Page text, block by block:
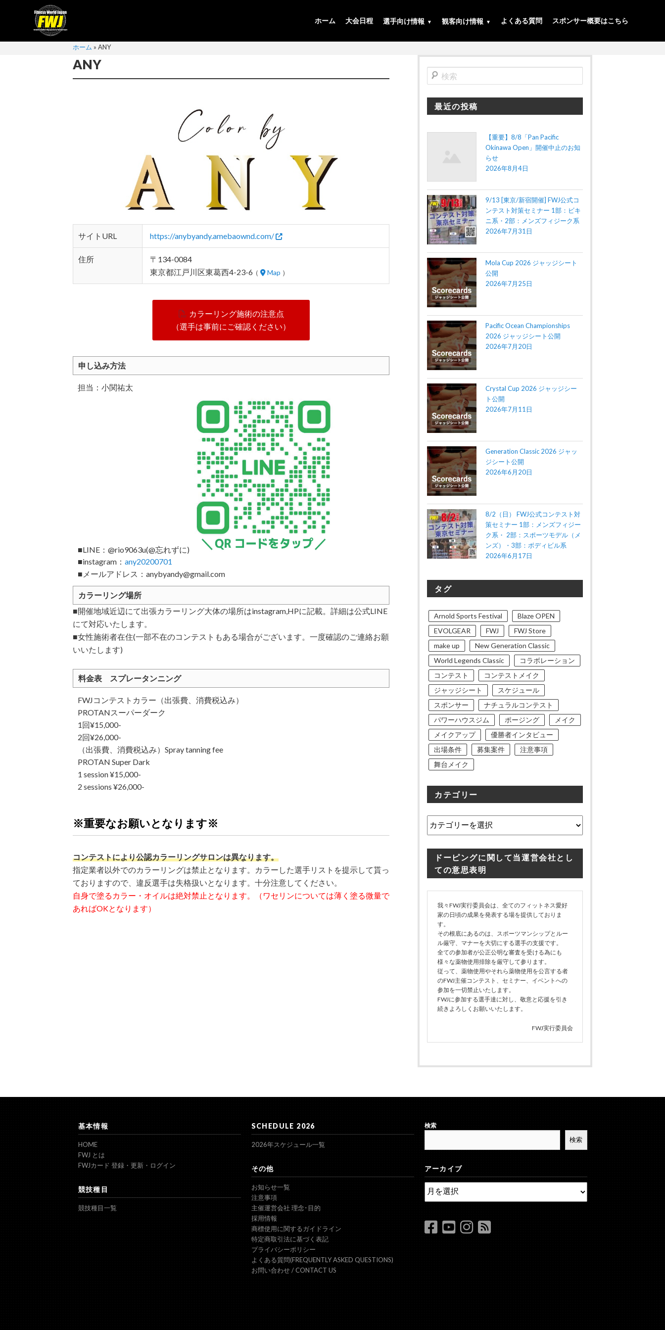
ホーム 大会日程 選手向け情報 観客向け情報 よくある質問 スポンサー概要はこちら
ホーム » ANY
ANY
サイトURL https://anybyandy.amebaownd.com/
住所
〒134-0084
東京都江戸川区東葛西4-23-6（ Map ）
カラーリング施術の注意点
（選手は事前にご確認ください）
申し込み方法
担当：小関祐太
■LINE：@rio9063u(@忘れずに)
■instagram： any20200701
■メールアドレス：anybyandy@gmail.com
カラーリング場所
■開催地域近辺にて出張カラーリング大体の場所はinstagram,HPに記載。詳細は公式LINE
にて対応いたします。
■女性施術者在住(一部不在のコンテストもある場合がございます。一度確認のご連絡お願
いいたします)
料金表 スプレータンニング
FWJコンテストカラー（出張費、消費税込み）
PROTANスーパーダーク
1回¥15,000-
2回¥26,000-
（出張費、消費税込み）Spray tanning fee
PROTAN Super Dark
1 session ¥15,000-
2 sessions ¥26,000-
※重要なお願いとなります※
コンテストにより公認カラーリングサロンは異なります。
指定業者以外でのカラーリングは禁止となります。カラーした選手リストを提示して貰っ
ておりますので、違反選手は失格扱いとなります。十分注意してください。
自身で塗るカラー・オイルは絶対禁止となります。（ワセリンについては薄く塗る微量で
あればOKとなります）
検
索
最近の投稿
【重要】8/8「Pan Pacific
Okinawa Open」開催中止のお知
らせ
2026年8月4日
9/13 [東京/新宿開催] FWJ公式コ
ンテスト対策セミナー 1部：ビキ
ニ系・2部：メンズフィジーク系
2026年7月31日
Mola Cup 2026 ジャッジシート
公開
2026年7月25日
Pacific Ocean Championships
2026 ジャッジシート公開
2026年7月20日
Crystal Cup 2026 ジャッジシー
ト公開
2026年7月11日
Generation Classic 2026 ジャッ
ジシート公開
2026年6月20日
8/2（日） FWJ公式コンテスト対
策セミナー 1部：メンズフィジー
ク系・ 2部：スポーツモデル（メ
ンズ）・3部：ボディビル系
2026年6月17日
タグ
Arnold Sports Festival
Blaze OPEN
EVOLGEAR
FWJ
FWJ Store
make up
New Generation Classic
World Legends Classic
コラボレーション
コンテスト
コンテストメイク
ジャッジシート
スケジュール
スポンサー
ナチュラルコンテスト
パワーハウスジム
ポージング
メイク
メイクアップ
優勝者インタビュー
出場条件
募集案件
注意事項
舞台メイク
カテゴリー
テ
リ
ドーピングに関して当運営会社とし
ての意思表明
我々FWJ実行委員会は、全てのフィットネス愛好
家の日頃の成果を発表する場を提供しておりま
す。
その根底にあるのは、スポーツマンシップとルー
ル厳守、マナーを大切にする選手の支援です。
全ての参加者が公正公明な審査を受ける為にも
様々な薬物使用排除を厳守して参ります。
従って、薬物使用やそれら薬物使用を公言する者
のFWJ主催コンテスト、セミナー、イベントへの
参加を一切禁止いたします。
FWJに参加する選手達に対し、敬意と応援を引き
続きよろしくお願いいたします。
FWJ実行委員会
基本情報
HOME
FWJ とは
FWJカード 登録・更新・ログイン
競技種目
競技種目一覧
SCHEDULE 2026
2026年スケジュール一覧
その他
お知らせ一覧
注意事項
主催運営会社 理念･目的
採用情報
商標使用に関するガイドライン
特定商取引法に基づく表記
プライバシーポリシー
よくある質問(FREQUENTLY ASKED QUESTIONS)
お問い合わせ / CONTACT US
検索
検索
アーカイブ
ア
ー
ブ